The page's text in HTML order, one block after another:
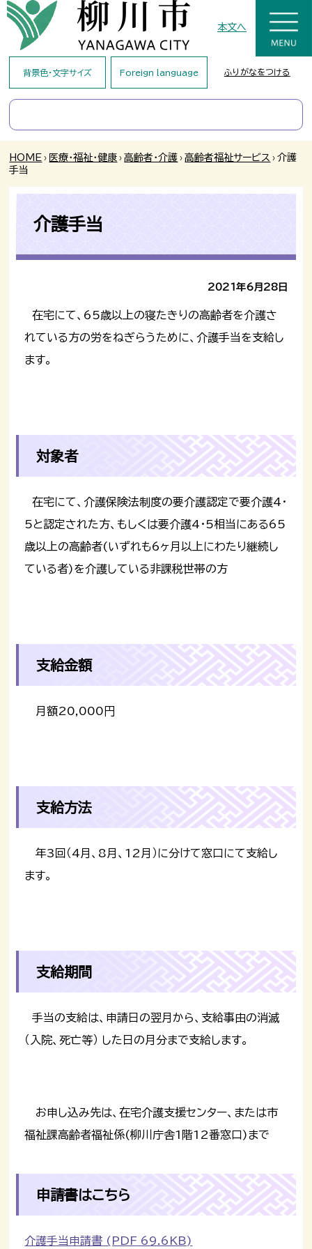
本文へ
背景色・文字サイズ Foreign language ふりがなをつける
HOME › 医療・福祉・健康 › 高齢者・介護 › 高齢者福祉サービス › 介護
手当
介護手当
2021年6月28日
在宅にて、65歳以上の寝たきりの高齢者を介護さ
れている方の労をねぎらうために、介護手当を支給し
ます。
対象者
在宅にて、介護保険法制度の要介護認定で要介護4・
5と認定された方、もしくは要介護4・5相当にある65
歳以上の高齢者(いずれも6ヶ月以上にわたり継続し
ている者)を介護している非課税世帯の方
支給金額
月額20,000円
支給方法
年3回（4月、8月、12月）に分けて窓口にて支給し
ます。
支給期間
手当の支給は、申請日の翌月から、支給事由の消滅
（入院、死亡等） した日の月分まで支給します。
お申し込み先は、在宅介護支援センター、または市
福祉課高齢者福祉係(柳川庁舎1階12番窓口)まで
申請書はこちら
介護手当申請書 (PDF 69.6KB)